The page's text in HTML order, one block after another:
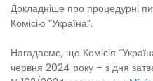
Докладніше про процедурні
Комісію “Україна”.
Нагадаємо, що Комісія
червня 2024 року – з дня